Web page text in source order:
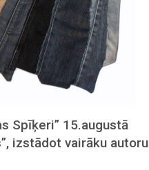
Spīķeri” 15.augustā
izstādot vairāku autoru